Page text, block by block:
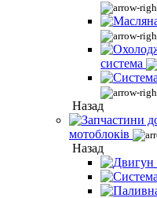
система
Назад
мотоблоків
Назад